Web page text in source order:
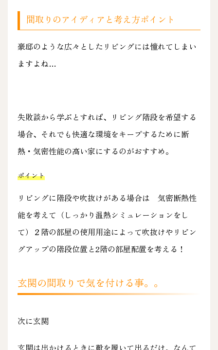
間取りのアイディアと考え方ポイント
豪邸のような広々としたリビングには憧れてしまい
ますよね…
失敗談から学ぶとすれば、リビング階段を希望する
場合、それでも快適な環境をキープするために断
熱・気密性能の高い家にするのがおすすめ。
ポイント
リビングに階段や吹抜けがある場合は 気密断熱性
能を考えて（しっかり温熱シミュレーションをし
て）２階の部屋の使用用途によって吹抜けやリビン
グアップの階段位置と2階の部屋配置を考える！
玄関の間取りで気を付ける事。。
次に玄関